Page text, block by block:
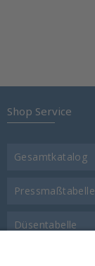
Shop Service
Gesamtkatalog
Pressmaßtabelle
Düsentabelle